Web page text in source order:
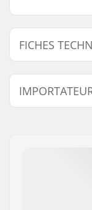
FICHES
Diamètre
Type de
Boulons